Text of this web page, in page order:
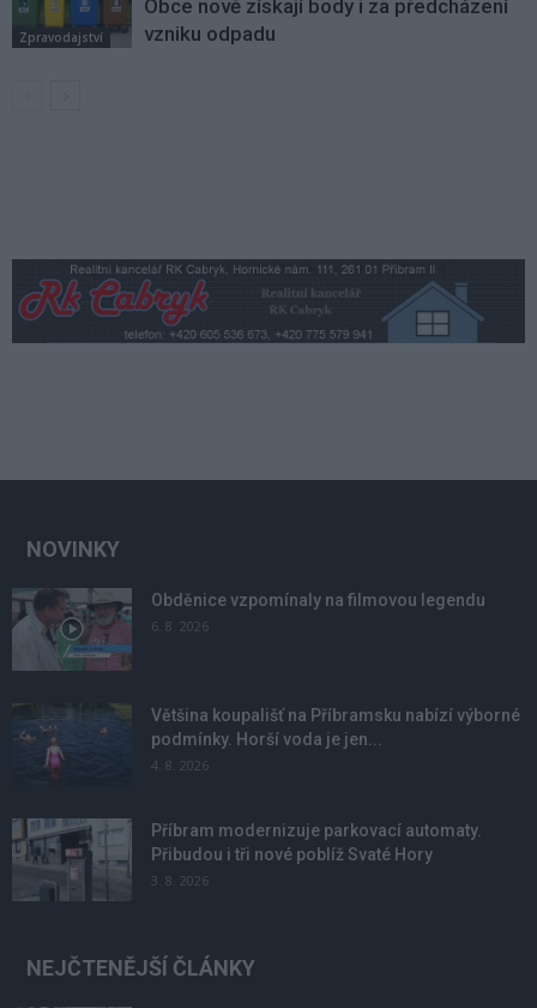
Zpravodajství
Obce nově získají body i za předcházení
vzniku odpadu
NOVINKY
Obděnice vzpomínaly na filmovou legendu
6. 8. 2026
Většina koupališť na Příbramsku nabízí výborné
podmínky. Horší voda je jen...
4. 8. 2026
Příbram modernizuje parkovací automaty.
Přibudou i tři nové poblíž Svaté Hory
3. 8. 2026
NEJČTENĚJŠÍ ČLÁNKY